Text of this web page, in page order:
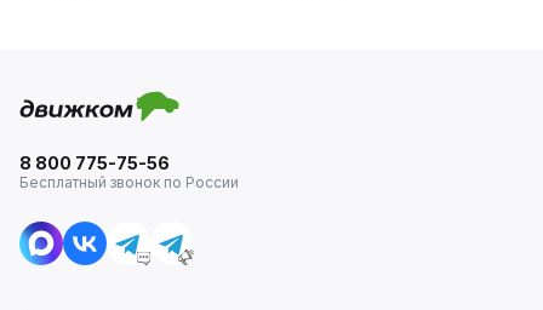
8 800 775-75-56
Бесплатный звонок по России